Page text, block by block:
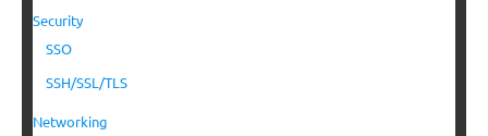
Security
SSO
SSH/SSL/TLS
Networking